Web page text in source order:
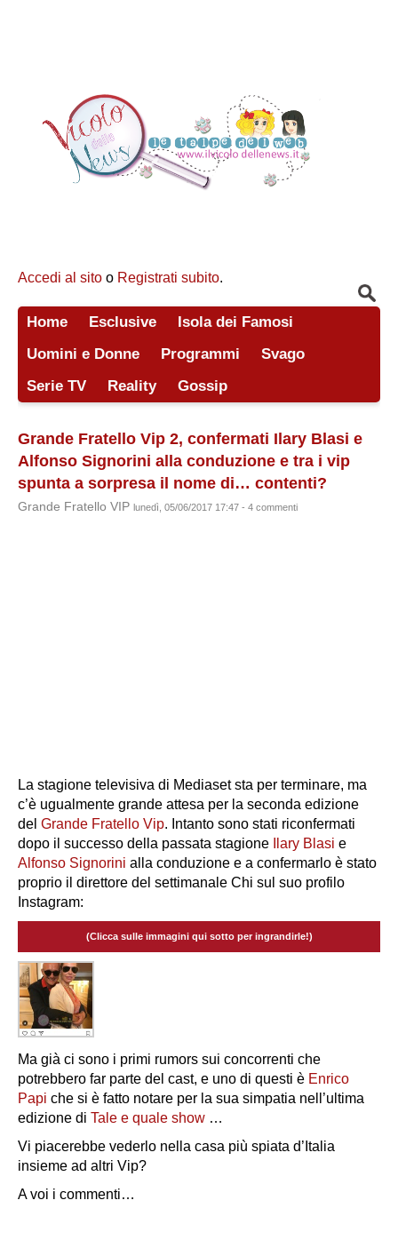
Accedi al sito o Registrati subito.
Home Esclusive
Isola dei Famosi
Uomini e Donne
Programmi
Svago
Serie TV
Reality Gossip
Grande Fratello Vip 2, confermati Ilary Blasi e
Alfonso Signorini alla conduzione e tra i vip
spunta a sorpresa il nome di… contenti?
Grande Fratello VIP lunedì, 05/06/2017 17:47 - 4 commenti
La stagione televisiva di Mediaset sta per terminare, ma
c’è ugualmente grande attesa per la seconda edizione
del Grande Fratello Vip. Intanto sono stati riconfermati
dopo il successo della passata stagione
Ilary Blasi e
Alfonso Signorini alla conduzione e a confermarlo è stato
proprio il direttore del settimanale Chi sul suo profilo
Instagram:
(Clicca sulle immagini qui sotto per ingrandirle!)
Ma già ci sono i primi rumors sui concorrenti che
potrebbero far parte del cast, e uno di questi è Enrico
Papi che si è fatto notare per la sua simpatia nell’ultima
edizione di Tale e quale show …
Vi piacerebbe vederlo nella casa più spiata d’Italia
insieme ad altri Vip?
A voi i commenti…